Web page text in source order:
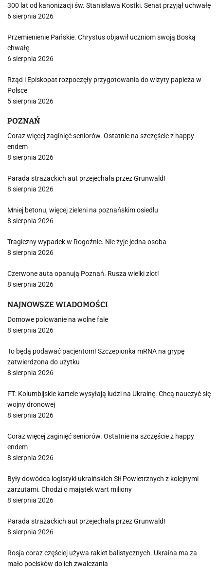
300 lat od kanonizacji św. Stanisława Kostki. Senat przyjął uchwałę
6 sierpnia 2026
Przemienienie Pańskie. Chrystus objawił uczniom swoją Boską
chwałę
6 sierpnia 2026
Rząd i Episkopat rozpoczęły przygotowania do wizyty papieża w
Polsce
5 sierpnia 2026
POZNAŃ
Coraz więcej zaginięć seniorów. Ostatnie na szczęście z happy
endem
8 sierpnia 2026
Parada strażackich aut przejechała przez Grunwald!
8 sierpnia 2026
Mniej betonu, więcej zieleni na poznańskim osiedlu
8 sierpnia 2026
Tragiczny wypadek w Rogoźnie. Nie żyje jedna osoba
8 sierpnia 2026
Czerwone auta opanują Poznań. Rusza wielki zlot!
8 sierpnia 2026
NAJNOWSZE WIADOMOŚCI
Domowe polowanie na wolne fale
8 sierpnia 2026
To będą podawać pacjentom! Szczepionka mRNA na grypę
zatwierdzona do użytku
8 sierpnia 2026
FT: Kolumbijskie kartele wysyłają ludzi na Ukrainę. Chcą nauczyć się
wojny dronowej
8 sierpnia 2026
Coraz więcej zaginięć seniorów. Ostatnie na szczęście z happy
endem
8 sierpnia 2026
Były dowódca logistyki ukraińskich Sił Powietrznych z kolejnymi
zarzutami. Chodzi o majątek wart miliony
8 sierpnia 2026
Parada strażackich aut przejechała przez Grunwald!
8 sierpnia 2026
Rosja coraz częściej używa rakiet balistycznych. Ukraina ma za
mało pocisków do ich zwalczania